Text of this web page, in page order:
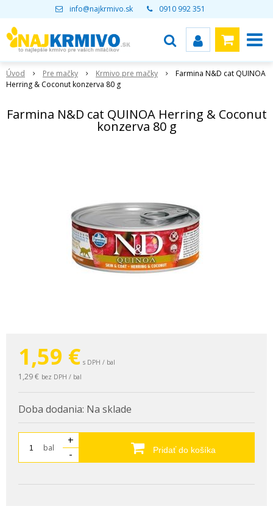
info@najkrmivo.sk 0910 992 351
Úvod Pre mačky Krmivo pre mačky
Farmina N&D cat QUINOA
Herring & Coconut konzerva 80 g
Farmina N&D cat QUINOA Herring & Coconut
konzerva 80 g
1,59 € s DPH / bal
1,29 € bez DPH / bal
Doba dodania: Na sklade
bal
+
-
Pridať do košíka